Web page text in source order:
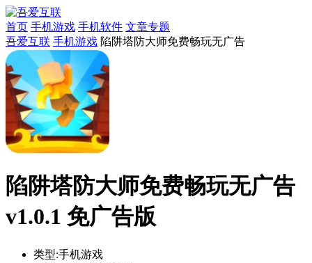
首页 手机游戏 手机软件 文章专题
吾爱互联 手机游戏 陷阱塔防大师免费畅玩无广告
陷阱塔防大师免费畅玩无广告
v1.0.1 免广告版
类型:手机游戏